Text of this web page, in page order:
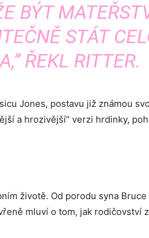
BÝT
STÁT
ŘEKL RITTER.
Jones, postavu již známou
a hrozivější“ verzi hrdinky,
životě. Od porodu syna Bruce
mluví o tom, jak rodičovství